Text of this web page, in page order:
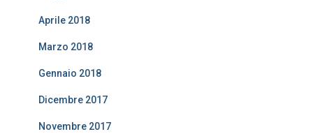
Aprile 2018
Marzo 2018
Gennaio 2018
Dicembre 2017
Novembre 2017